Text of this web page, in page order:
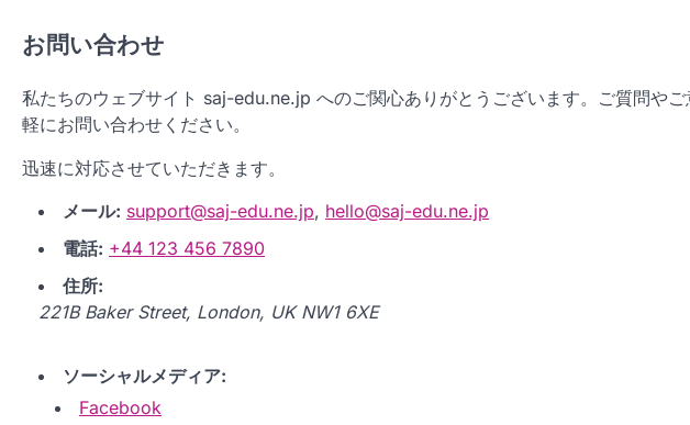
お問い合わせ
私たちのウェブサイト saj-edu.ne.jp へのご関心ありがとうございます。ご質問や
軽にお問い合わせください。
迅速に対応させていただきます。
メール: support@saj-edu.ne.jp, hello@saj-edu.ne.jp
電話: +44 123 456 7890
住所:
221B Baker Street, London, UK NW1 6XE
ソーシャルメディア:
Facebook